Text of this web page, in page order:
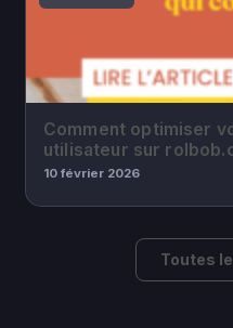
Comment optimiser
utilisateur sur
10 février 2026
Toutes